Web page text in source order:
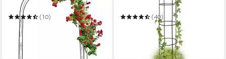
Rosen mit Verzierung
(10)
44,99 €
-36%
in 3-4 Werktagen bei dir
Metall 1,9 m
(40)
UVP39,99 €
in 3-4 Werktagen bei dir